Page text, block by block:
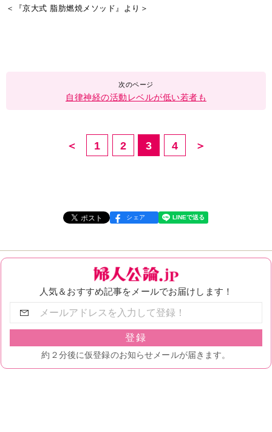
＜『京大式 脂肪燃焼メソッド』より＞
自律神経の活動レベルが低い若者も
＜ 1 2 3 4 ＞
シェア